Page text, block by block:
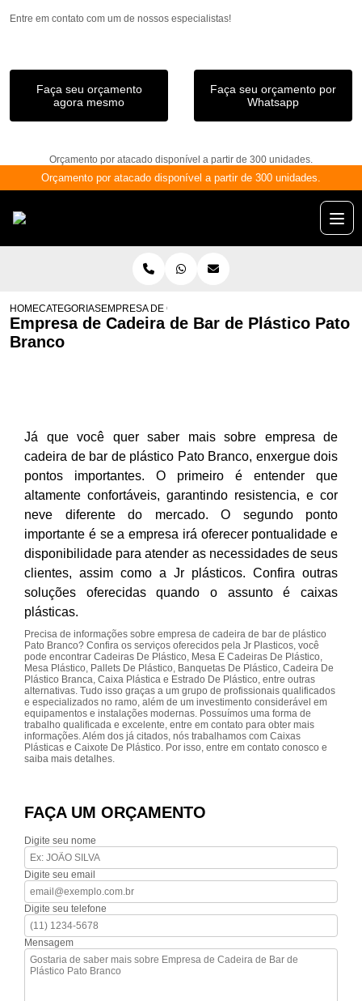
Entre em contato com um de nossos especialistas!
Faça seu orçamento
agora mesmo
Faça seu orçamento por
Whatsapp
Orçamento por atacado disponível a partir de 300 unidades.
Orçamento por atacado disponível a partir de 300 unidades.
HOMECATEGORIASEMPRESA DE CADEIRA DE BAR DE PLÁSTICO PATO
Empresa de Cadeira de Bar de Plástico Pato
Branco
Já que você quer saber mais sobre empresa de
cadeira de bar de plástico Pato Branco, enxergue dois
pontos importantes. O primeiro é entender que
altamente confortáveis, garantindo resistencia, e cor
neve diferente do mercado. O segundo ponto
importante é se a empresa irá oferecer pontualidade e
disponibilidade para atender as necessidades de seus
clientes, assim como a Jr plásticos. Confira outras
soluções oferecidas quando o assunto é caixas
plásticas.
Precisa de informações sobre empresa de cadeira de bar de plástico
Pato Branco? Confira os serviços oferecidos pela Jr Plasticos, você
pode encontrar Cadeiras De Plástico, Mesa E Cadeiras De Plástico,
Mesa Plástico, Pallets De Plástico, Banquetas De Plástico, Cadeira De
Plástico Branca, Caixa Plástica e Estrado De Plástico, entre outras
alternativas. Tudo isso graças a um grupo de profissionais qualificados
e especializados no ramo, além de um investimento considerável em
equipamentos e instalações modernas. Possuímos uma forma de
trabalho qualificada e excelente, entre em contato para obter mais
informações. Além dos já citados, nós trabalhamos com Caixas
Plásticas e Caixote De Plástico. Por isso, entre em contato conosco e
saiba mais detalhes.
FAÇA UM ORÇAMENTO
Digite seu nome
Digite seu email
Digite seu telefone
Mensagem